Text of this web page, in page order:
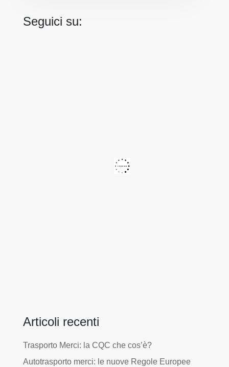
Seguici su:
Articoli recenti
Trasporto Merci: la CQC che cos’è?
Autotrasporto merci: le nuove Regole Europee